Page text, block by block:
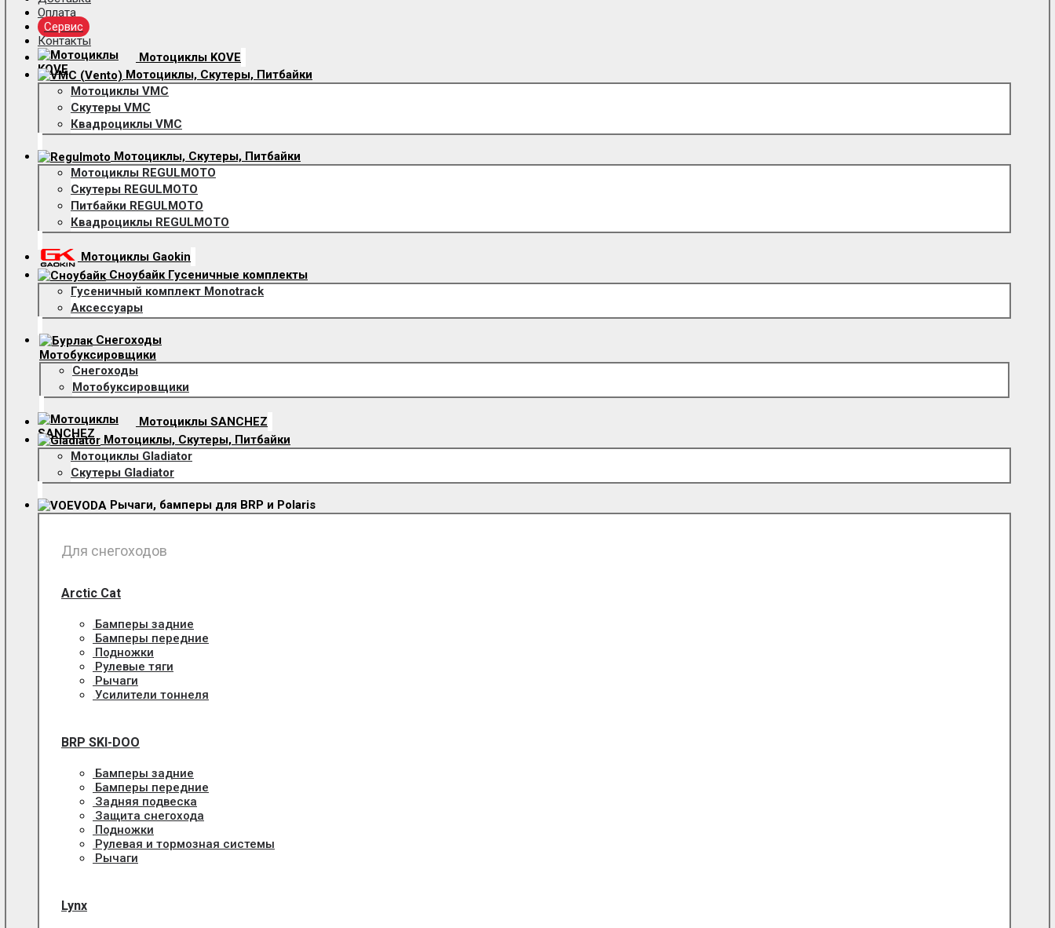
Оплата
Сервис
Контакты
Мотоциклы KOVE
Мотоциклы, Скутеры, Питбайки
Мотоциклы VMC
Скутеры VMC
Квадроциклы VMC
Мотоциклы, Скутеры, Питбайки
Мотоциклы REGULMOTO
Скутеры REGULMOTO
Питбайки REGULMOTO
Квадроциклы REGULMOTO
Мотоциклы Gaokin
Сноубайк Гусеничные комплекты
Гусеничный комплект Monotrack
Аксессуары
Снегоходы
Мотобуксировщики
Снегоходы
Мотобуксировщики
Мотоциклы SANCHEZ
Мотоциклы, Скутеры, Питбайки
Мотоциклы Gladiator
Скутеры Gladiator
Рычаги, бамперы для BRP и Polaris
Для снегоходов
Arctic Cat
Бамперы задние
Бамперы передние
Подножки
Рулевые тяги
Рычаги
Усилители тоннеля
BRP SKI-DOO
Бамперы задние
Бамперы передние
Задняя подвеска
Защита снегохода
Подножки
Рулевая и тормозная системы
Рычаги
Lynx